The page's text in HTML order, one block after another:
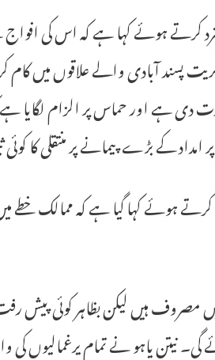
کرتے ہوئے کہا ہے کہ اس کی افواج
پسند آبادی والے علاقوں
دی ہے اور حماس پر الزام لگایا
پر امداد کے بڑے پیمانے پر منتقلی کا
کرتے ہوئے کہا گیا ہے کہ ممالک
ہیں لیکن بظاہر کوئی پیش
گی۔ نیتن یاہو نے تمام یرغمالیوں